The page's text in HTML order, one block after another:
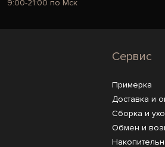
9:00-21:00 по Мск
Сервис
Примерка
Доставка и
Сборка и
Обмен и